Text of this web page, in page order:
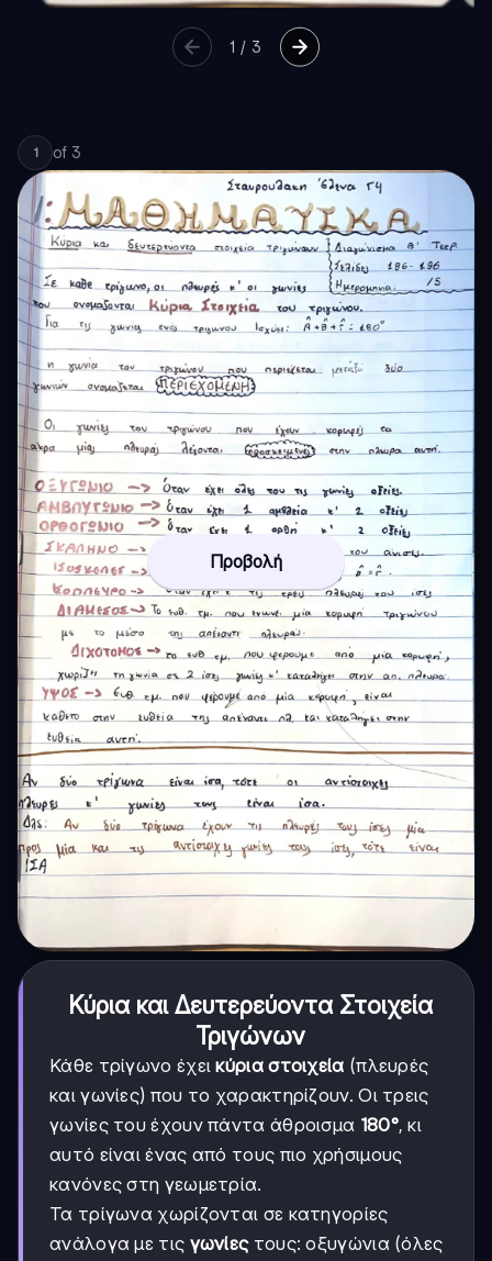
1 / 3
1 of 3
Προβολή
Κύρια και Δευτερεύοντα Στοιχεία
Τριγώνων
Κάθε τρίγωνο έχεικύρια στοιχεία (πλευρές
και γωνίες) που το χαρακτηρίζουν. Οι τρεις
γωνίες του έχουν πάντα άθροισμα 180°, κι
αυτό είναι ένας από τους πιο χρήσιμους
κανόνες στη γεωμετρία.
Τα τρίγωνα χωρίζονται σε κατηγορίες
ανάλογα με τις γωνίεςτους: οξυγώνια (όλες